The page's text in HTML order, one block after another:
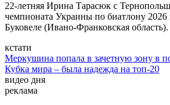
22-летняя Ирина Тарасюк с
чемпионата Украины по биатлону 2026
Буковеле (Ивано-Франковская область).
кстати
Меркушина попала в зачетную зону в
Кубка мира – была надежда на топ-20
видео дня
реклама